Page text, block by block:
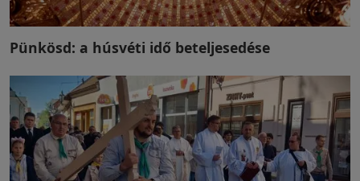
Pünkösd: a húsvéti idő beteljesedése